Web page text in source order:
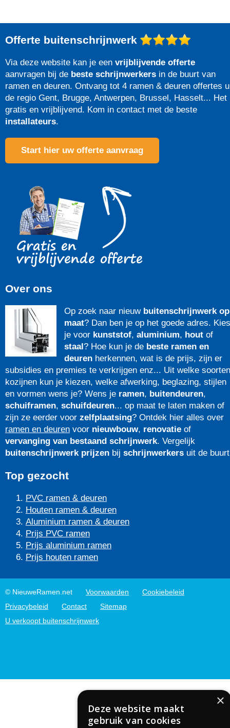
Offerte buitenschrijnwerk
Via deze website kan je een vrijblijvende offerte
aanvragen bij de beste schrijnwerkers in de buurt van
ramen en deuren. Ontvang tot 4 ramen & deuren offertes
de regio Gent, Brugge, Antwerpen, Brussel, Hasselt... Het
gratis en vrijblijvend. Kom in contact met de beste
installateurs.
Start hier uw offerte aanvraag
Over ons
Op zoek naar nieuw buitenschrijnwerk op
maat? Dan ben je op het goede adres. Kies
je voor kunststof, aluminium, hout of
staal? Hoe kun je de beste ramen en
deuren herkennen, wat is de prijs, zijn er
subsidies en premies te verkrijgen enz... Uit welke soorten
kozijnen kun je kiezen, welke afwerking, beglazing, stijlen
en vormen wens je? Wens je ramen, buitendeuren,
schuiframen, schuifdeuren... op maat te laten maken of
zijn ze eerder voor zelfplaatsing? Ontdek hier alles over
ramen en deuren voor nieuwbouw, renovatie of
vervanging van bestaand schrijnwerk. Vergelijk
buitenschrijnwerk prijzen bij schrijnwerkers uit de
Top gezocht
PVC ramen & deuren
Houten ramen & deuren
Aluminium ramen & deuren
Prijs PVC ramen
Prijs aluminium ramen
Prijs houten ramen
© NieuweRamen.net Voorwaarden
Cookiebeleid
Privacybeleid
Contact
Sitemap
U verkoopt buitenschrijnwerk
×
Deze website maakt
gebruik van cookies